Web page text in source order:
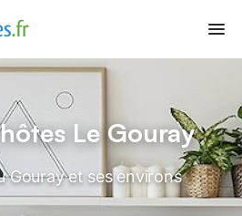
Le Gouray
Gouray et ses environs